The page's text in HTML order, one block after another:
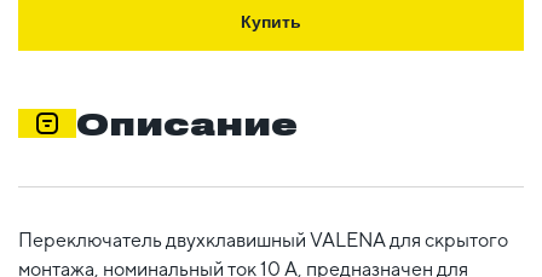
Купить
Описание
Переключатель двухклавишный VALENA для скрытого
монтажа, номинальный ток 10 А, предназначен для